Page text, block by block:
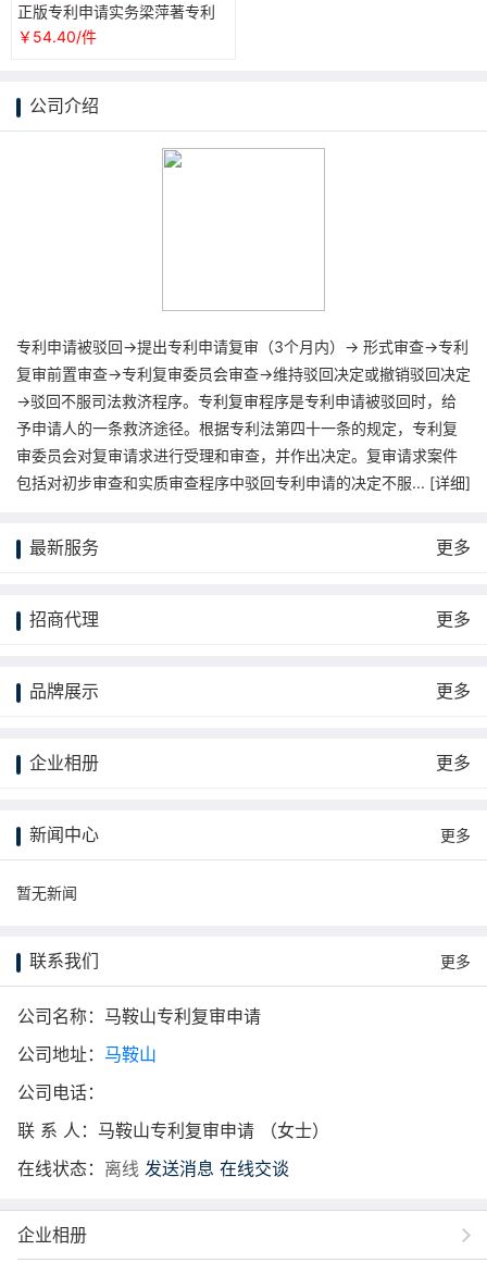
正版专利申请实务梁萍著专利
审查专利复审典型案例集实用
性和指导性为一体的工具类图
￥54.40/件
公司介绍
专利申请被驳回→提出专利申请复审（3个月内）→ 形式审查→专利
复审前置审查→专利复审委员会审查→维持驳回决定或撤销驳回决定
→驳回不服司法救济程序。专利复审程序是专利申请被驳回时，给
予申请人的一条救济途径。根据专利法第四十一条的规定，专利复
审委员会对复审请求进行受理和审查，并作出决定。复审请求案件
包括对初步审查和实质审查程序中驳回专利申请的决定不服... [详细]
最新服务 更多
招商代理 更多
品牌展示 更多
企业相册 更多
新闻中心 更多
暂无新闻
联系我们 更多
公司名称：马鞍山专利复审申请
公司地址： 马鞍山
公司电话：
联 系 人：马鞍山专利复审申请 （女士）
在线状态： 离线 发送消息 在线交谈
企业相册